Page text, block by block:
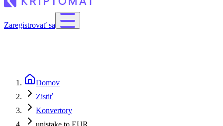
Zaregistrovať sa
Domov
Zistiť
Konvertory
unistake to EUR